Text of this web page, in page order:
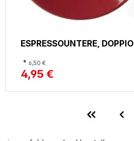
ESPRESSOUNTERE, DOPPIO
* 6,50 €
4,95 €